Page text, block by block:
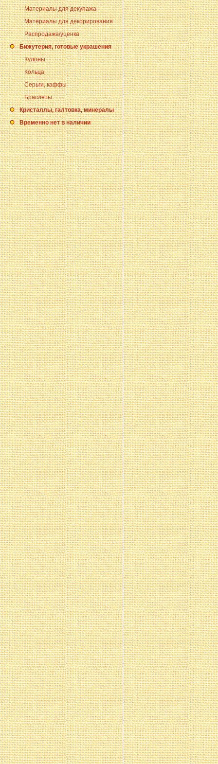
Материалы для декупажа
Материалы для декорирования
Распродажа/уценка
Бижутерия, готовые украшения
Кулоны
Кольца
Серьги, каффы
Браслеты
Кристаллы, галтовка, минералы
Временно нет в наличии